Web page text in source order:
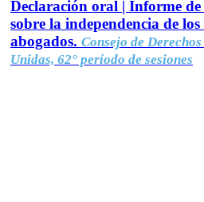
Declaración oral | Informe
sobre la independencia de
abogados. Consejo de
Unidas, 62° período de sesiones